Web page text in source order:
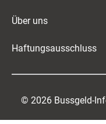
Über uns
Haftungsausschluss
© 2026 Bussgeld-